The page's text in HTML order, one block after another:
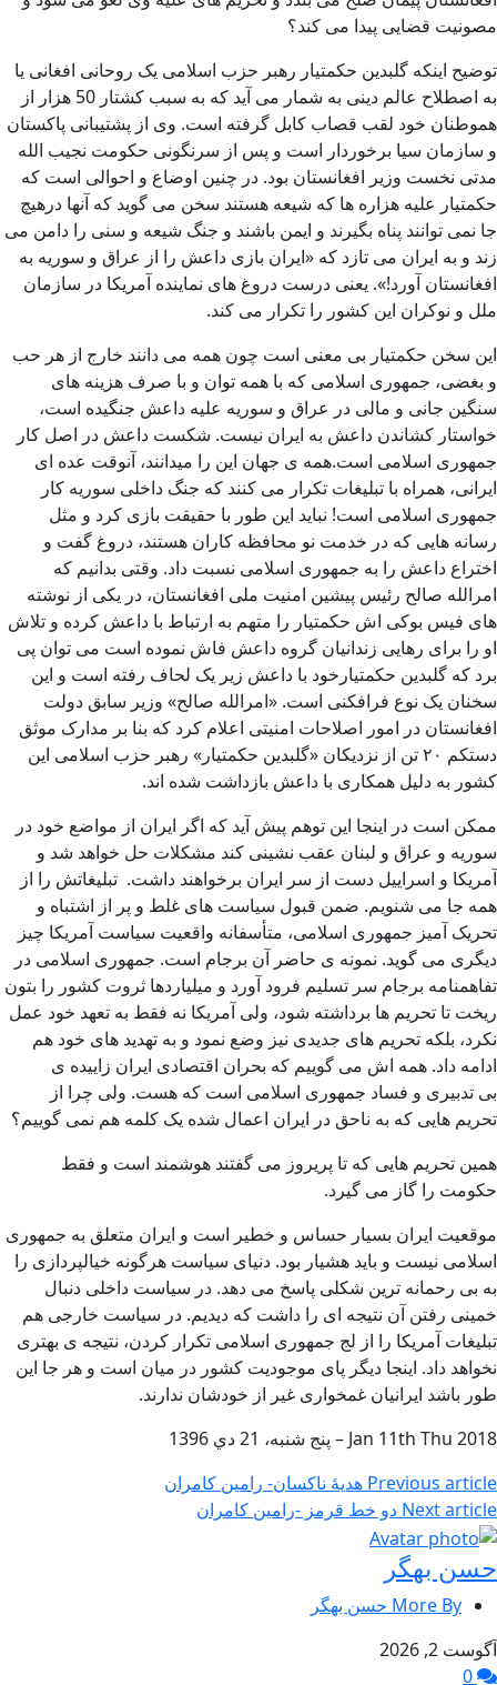
مصونیت قضایی پیدا می کند؟
توضیح اینکه گلبدین حکمتیار رهبر حزب اسلامی یک روحانی افغانی یا
به اصطلاح عالم دینی به شمار می آید که به سبب کشتار 50 هزار از
هموطنان خود لقب قصاب کابل گرفته است. وی از پشتیبانی پاکستان
و سازمان سیا برخوردار است و پس از سرنگونی حکومت نجیب الله
مدتی نخست وزیر افغانستان بود. در چنین اوضاع و احوالی است که
حکمتیار علیه هزاره ها که شیعه هستند سخن می گوید که آنها درهیچ
جا نمی توانند پناه بگیرند و ایمن باشند و جنگ شیعه و سنی را دامن می
زند و به ایران می تازد که «ایران بازی داعش را از عراق و سوریه به
افغانستان آورد!». یعنی درست دروغ های نماینده آمریکا در سازمان
ملل و نوکران این کشور را تکرار می کند.
این سخن حکمتیار بی معنی است چون همه می دانند خارج از هر حب
و بغضی، جمهوری اسلامی که با همه توان و با صرف هزینه های
سنگین جانی و مالی در عراق و سوریه علیه داعش جنگیده است،
خواستار کشاندن داعش به ایران نیست. شکست داعش در اصل کار
جمهوری اسلامی است.همه ی جهان این را میدانند، آنوقت عده ای
ایرانی، همراه با تبلیغات تکرار می کنند که جنگ داخلی سوریه کار
جمهوری اسلامی است! نباید این طور با حقیقت بازی کرد و مثل
رسانه هایی که در خدمت نو محافظه کاران هستند، دروغ گفت و
اختراع داعش را به جمهوری اسلامی نسبت داد. وقتی بدانیم که
امرالله صالح رئیس پیشین امنیت ملی افغانستان، در یکی از نوشته
های فیس بوکی اش حکمتیار را متهم به ارتباط با داعش کرده و تلاش
او را برای رهایی زندانیان گروه داعش فاش نموده است می توان پی
برد که گلبدین حکمتیارخود با داعش زیر یک لحاف رفته است و این
سخنان یک نوع فرافکنی است. «امرالله صالح» وزیر سابق دولت
افغانستان در امور اصلاحات امنیتی اعلام کرد که بنا بر مدارک موثق
دستکم ۲۰ تن از نزدیکان «گلبدین حکمتیار» رهبر حزب اسلامی این
کشور به دلیل همکاری با داعش بازداشت شده اند.
ممکن است در اینجا این توهم پیش آید که اگر ایران از مواضع خود در
سوریه و عراق و لبنان عقب نشینی کند مشکلات حل خواهد شد و
آمریکا و اسراییل دست از سر ایران برخواهند داشت. تبلیغاتش را از
همه جا می شنویم. ضمن قبول سیاست های غلط و پر از اشتباه و
تحریک آمیز جمهوری اسلامی، متأسفانه واقعیت سیاست آمریکا چیز
دیگری می گوید. نمونه ی حاضر آن برجام است. جمهوری اسلامی در
تفاهمنامه برجام سر تسلیم فرود آورد و میلیاردها ثروت کشور را بتون
ریخت تا تحریم ها برداشته شود، ولی آمریکا نه فقط به تعهد خود عمل
نکرد، بلکه تحریم های جدیدی نیز وضع نمود و به تهدید های خود هم
ادامه داد. همه اش می گوییم که بحران اقتصادی ایران زاییده ی
بی تدبیری و فساد جمهوری اسلامی است که هست. ولی چرا از
تحریم هایی که به ناحق در ایران اعمال شده یک کلمه هم نمی گوییم؟
همین تحریم هایی که تا پریروز می گفتند هوشمند است و فقط
حکومت را گاز می گیرد.
موقعیت ایران بسیار حساس و خطیر است و ایران متعلق به جمهوری
اسلامی نیست و باید هشیار بود. دنیای سیاست هرگونه خیالپردازی را
به بی رحمانه ترین شکلی پاسخ می دهد. در سیاست داخلی دنبال
خمینی رفتن آن نتیجه ای را داشت که دیدیم. در سیاست خارجی هم
تبلیغات آمریکا را از لج جمهوری اسلامی تکرار کردن، نتیجه ی بهتری
نخواهد داد. اینجا دیگر پای موجودیت کشور در میان است و هر جا این
طور باشد ایرانیان غمخواری غیر از خودشان ندارند.
2018 Jan 11th Thu – پنج شنبه، 21 دي 1396
Previous article هدیۀ ناکسان- رامین کامران
Next article دو خط قرمز -رامین کامران
حسن بهگر
More By حسن بهگر
آگوست 2, 2026